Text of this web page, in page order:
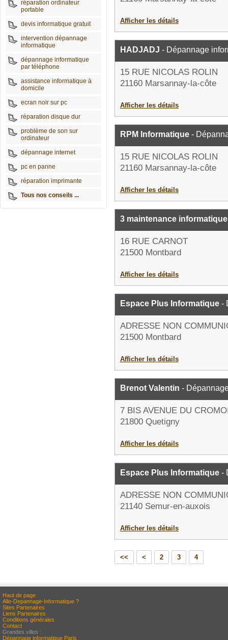
réparation ordinateur
portable
devis informatique gratuit
intervention dépannage
informatique
dépannage informatique
par téléphone
assistance informatique à
domicile
ecran noir sur pc
réparation disque dur
problème de son sur
ordinateur
dépannage internet
pc en panne
réparation imprimante
Tous nos conseils ...
Afficher les détails
HADJADJ - Dépannage
15 RUE NICOLAS ROLIN
21160 Marsannay-la-côte
Afficher les détails
RPM Informatique -
15 RUE NICOLAS ROLIN
21160 Marsannay-la-côte
Afficher les détails
3 maintenance informatique
16 RUE CARNOT
21500 Montbard
Afficher les détails
Espace Plus Informatique -
ADRESSE NON
21500 Montbard
Afficher les détails
Brenot Valentin -
7 BIS AVENUE DU
21800 Quetigny
Afficher les détails
Espace Plus Informatique -
ADRESSE NON
21140 Semur-en-auxois
Afficher les détails
<< < 2 3 4
Haut de page
Allo-Depannage-Informatique ?
Sites Partenaires
Liens Partenaires
Conditions générales
Contact
Grandes villes :
Dépannage informatique Paris